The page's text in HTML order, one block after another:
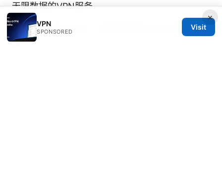
无限数据的VPN服务
Vpn无限试用 2025：免费获取顶尖VPN的终极指
南
×
VPN
SPONSORED
Visit